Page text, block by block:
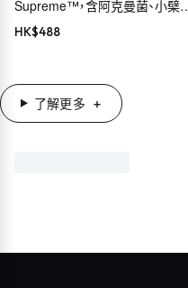
Supreme™，含阿克曼菌、小檗
鹼、五羥黃酮及姜黃素，60 粒素食
膠囊
HK$488
了解更多